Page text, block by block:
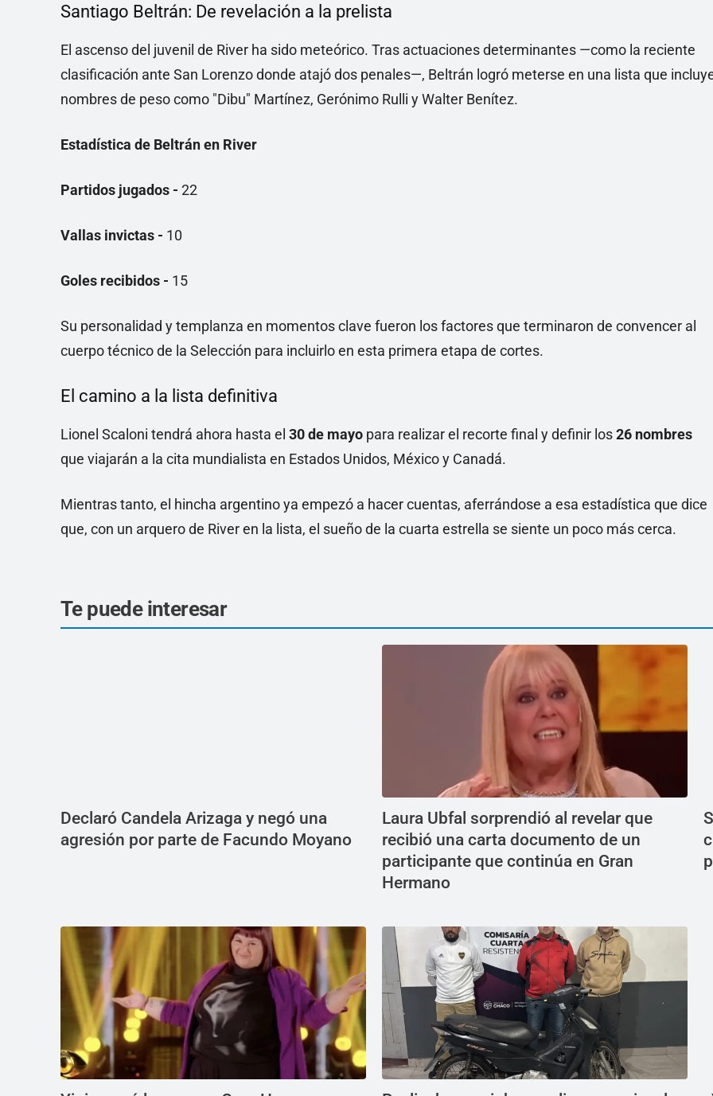
Santiago Beltrán: De revelación a la prelista
El ascenso del juvenil de River ha sido meteórico. Tras actuaciones determinantes —como la reciente
clasificación ante San Lorenzo donde atajó dos penales—, Beltrán logró meterse en una lista que
nombres de peso como "Dibu" Martínez, Gerónimo Rulli y Walter Benítez.
Estadística de Beltrán en River
Partidos jugados - 22
Vallas invictas - 10
Goles recibidos - 15
Su personalidad y templanza en momentos clave fueron los factores que terminaron de convencer al
cuerpo técnico de la Selección para incluirlo en esta primera etapa de cortes.
El camino a la lista definitiva
Lionel Scaloni tendrá ahora hasta el 30 de mayo para realizar el recorte final y definir los26 nombres
que viajarán a la cita mundialista en Estados Unidos, México y Canadá.
Mientras tanto, el hincha argentino ya empezó a hacer cuentas, aferrándose a esa estadística que dice
que, con un arquero de River en la lista, el sueño de la cuarta estrella se siente un poco más cerca.
Te puede interesar
Declaró Candela Arizaga y negó una
agresión por parte de Facundo Moyano
Laura Ubfal sorprendió al revelar que
recibió una carta documento de un
participante que continúa en Gran
Hermano